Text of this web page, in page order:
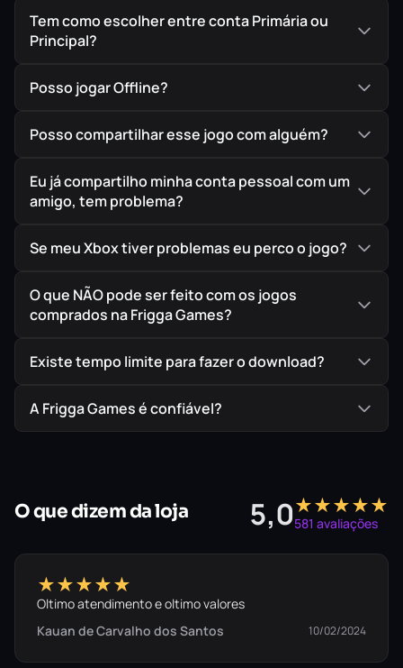
movimentos únicos.
👉 Coleteamuletos
👉 Descubra
e abrir novos caminhos.
🌍 Um Mundo Estiloso e Cheio de Desafios
Explore mais de uma dúzia de fases criativas e
impressionantes: de bases militaresa
desertos escaldantes
quebra-cabeças inteligentes
e descubra
segredos
escondidosem cada canto.
Você está pronto para dominar as artes do
Tem como escolher entre conta Primária ou
Principal?
Posso jogar Offline?
Posso compartilhar esse jogo com alguém?
Eu já compartilho minha conta pessoal com um
amigo, tem problema?
Se meu Xbox tiver problemas eu perco o jogo?
O que NÃO pode ser feito com os jogos
comprados na Frigga Games?
Existe tempo limite para fazer o download?
A Frigga Games é confiável?
O que dizem da loja 5,0★★★★★
581 avaliações
★★★★★
Oltimo atendimento e oltimo valores
Kauan de Carvalho dos Santos
10/02/2024